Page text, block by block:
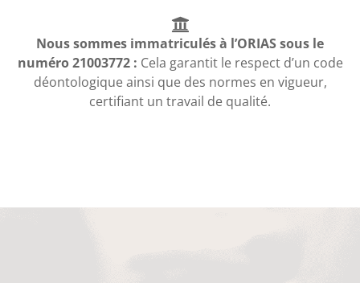
Nous sommes immatriculés à l’ORIAS sous le
numéro 21003772 : Cela garantit le respect d’un code
déontologique ainsi que des normes en vigueur,
certifiant un travail de qualité.